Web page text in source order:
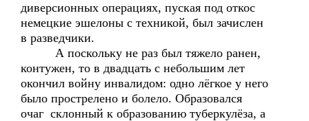
диверсионных операциях, пуская под откос
немецкие эшелоны с техникой, был зачислен
в разведчики.
А поскольку не раз был тяжело ранен,
контужен, то в двадцать с небольшим лет
окончил войну инвалидом: одно лёгкое у него
было прострелено и болело. Образовался
очаг склонный к образованию туберкулёза, а